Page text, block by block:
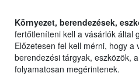
Környezet, berendezések,
fertőtleníteni kell a vásárlók által
Előzetesen fel kell mérni, hogy
berendezési tárgyak, eszközök,
folyamatosan megérintenek.